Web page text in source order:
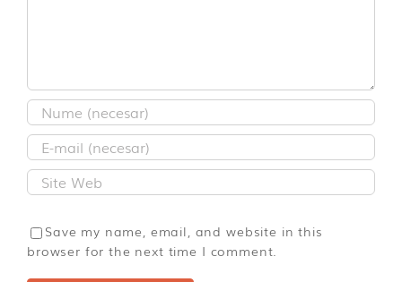
Save my name, email, and website in this
browser for the next time I comment.